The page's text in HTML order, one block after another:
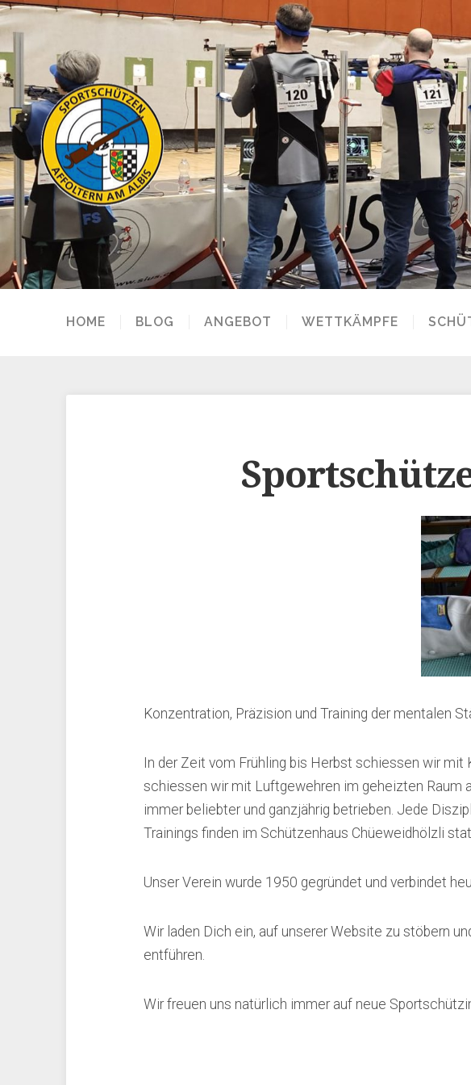
HOME BLOG ANGEBOT WETTKÄMPFE
Konzentration, Präzision und Training der mentalen
In der Zeit vom Frühling bis Herbst schiessen wir
schiessen wir mit Luftgewehren im geheizten Raum
immer beliebter und ganzjährig betrieben. Jede
Trainings finden im Schützenhaus Chüeweidhölzli
Unser Verein wurde 1950 gegründet und verbindet
Wir laden Dich ein, auf unserer Website zu stöbern
entführen.
Wir freuen uns natürlich immer auf neue